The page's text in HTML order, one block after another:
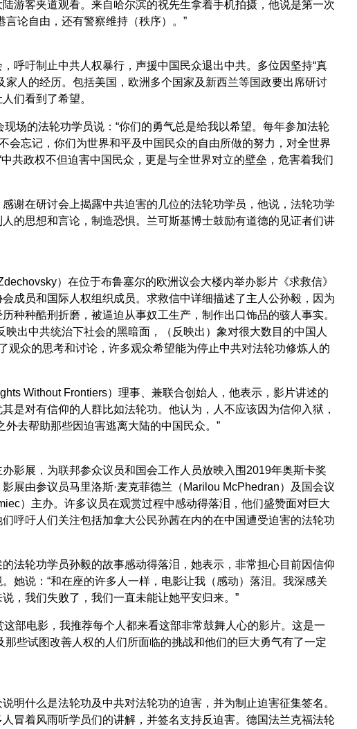
游客夹道观看。来自哈尔滨的祝先生拿着手机拍摄，他说是第一次
论自由，还有警察维持（秩序）。”
呼吁制止中共人权暴行，声援中国民众退出中共。多位因坚持“真
人的经历。包括美国，欧洲多个国家及新西兰等国政要出席研讨
们看到了希望。
场的法轮功学员说：“你们的勇气总是给我以希望。每年参加法轮
会忘记，你们为世界和平及中国民众的自由所做的努力，对全世界
共政权不但迫害中国民众，更是与全世界对立的壁垒，危害着我们
谢在研讨会上揭露中共迫害的几位的法轮功学员，他说，法轮功学
的思想和言论，制造恐惧。兰可斯基博士鼓励有道德的见证者们讲
）在位于布鲁塞尔的欧洲议会大楼内举办影片《求救信》
成员和国际人权组织成员。求救信中详细描述了主人公孙毅，因为
种种酷刑折磨，被逼迫从事奴工生产，制作出口饰品的骇人事实。
出中共统治下社会的黑暗面，（反映出）象对很大数目的中国人
众的思考和讨论，许多观众希望能为停止中共对法轮功修炼人的
Without Frontiers）理事、兼联合创始人，他表示，影片讲述的
是对有信仰的人群比如法轮功。他认为，人不应该因为信仰入狱，
去帮助那些因迫害逃离大陆的中国民众。”
影展，为联邦参众议员和国会工作人员放映入围2019年奥斯卡奖
展由参议员马里洛斯·麦克菲德兰（Marilou McPhedran）及国会议
）主办。许多议员在观赏过程中感动得落泪，他们盛赞面对巨大
呼吁人们关注包括加拿大公民孙茜在内的在中国遭受迫害的法轮功
法轮功学员孙毅的故事感动得落泪，她表示，非常担心目前因信仰
她说：“和在座的许多人一样，电影让我（感动）落泪。我深感关
，我们失败了，我们一直未能让她平安归来。”
部电影，我推荐每个人都来看这部非常鼓舞人心的影片。这是一
些试图改善人权的人们所面临的挑战和他们的巨大勇气有了一定
明什么是法轮功及中共对法轮功的迫害，并为制止迫害征集签名。
冒着风雨听学员们的讲解，并签名支持反迫害。德国法兰克福法轮